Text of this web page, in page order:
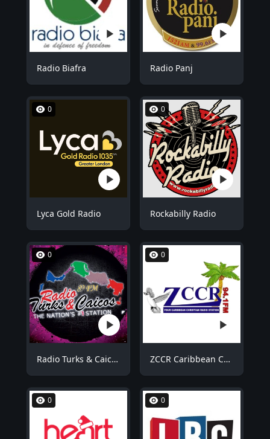
Radio Biafra Radio Panj
0
Lyca Gold Radio
0
Rockabilly Radio
0
Radio Turks & Caicos RTCFM
0
ZCCR Caribbean Christian Radio
0 0